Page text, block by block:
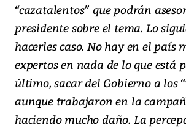
“cazatalentos” que podrán
presidente sobre el tema. Lo
hacerles caso. No hay en el país
expertos en nada de lo que está
último, sacar del Gobierno a los
aunque trabajaron en la
haciendo mucho daño. La